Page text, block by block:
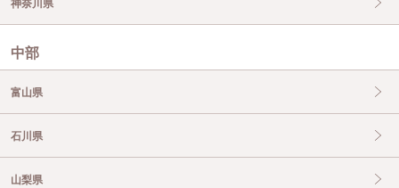
神奈川県
中部
富山県
石川県
山梨県